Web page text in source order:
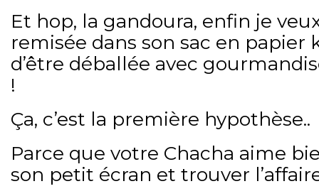
Et hop, la gandoura, enfin je
remisée dans son sac en
d’être déballée avec
!
Ça, c’est la première hypothèse..
Parce que votre Chacha aime
son petit écran et trouver